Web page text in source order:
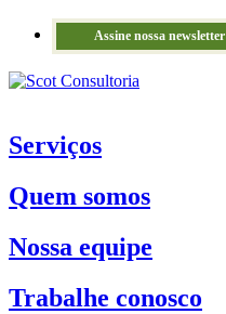
Assine nossa newsletter
Serviços
Quem somos
Nossa equipe
Trabalhe conosco